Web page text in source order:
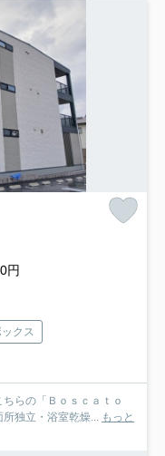
円
クス
ちらの「Ｂｏｓｃａｔｏ
独立・浴室乾燥... もっと